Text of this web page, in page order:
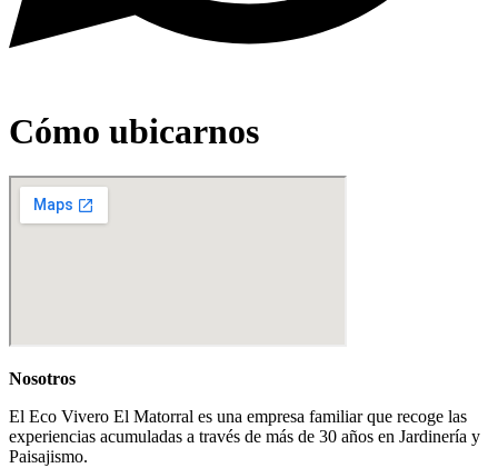
Cómo ubicarnos
Nosotros
El Eco Vivero El Matorral es una empresa familiar que recoge las
experiencias acumuladas a través de más de 30 años en Jardinería y
Paisajismo.